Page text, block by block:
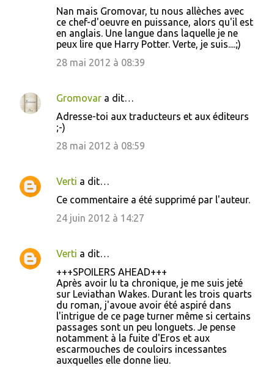
Nan mais Gromovar, tu nous allèches avec
ce chef-d'oeuvre en puissance, alors qu'il est
en anglais. Une langue dans laquelle je ne
peux lire que Harry Potter. Verte, je suis....;)
28 mai 2012 à 08:39
Gromovar a dit…
Adresse-toi aux traducteurs et aux éditeurs
;-)
28 mai 2012 à 08:59
Verti a dit…
Ce commentaire a été supprimé par l'auteur.
24 juin 2012 à 14:27
Verti a dit…
+++SPOILERS AHEAD+++
Après avoir lu ta chronique, je me suis jeté
sur Leviathan Wakes. Durant les trois quarts
du roman, j'avoue avoir été aspiré dans
l'intrigue de ce page turner même si certains
passages sont un peu longuets. Je pense
notamment à la fuite d'Eros et aux
escarmouches de couloirs incessantes
auxquelles elle donne lieu.